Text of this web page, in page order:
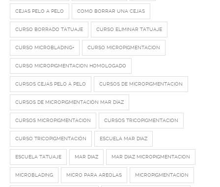
CEJAS PELO A PELO COMO BORRAR UNA CEJAS
CURSO BORRADO TATUAJE CURSO ELIMINAR TATUAJE
CURSO MICROBLADING+ CURSO MICROPIGMENTACION
CURSO MICROPIGMENTACION HOMOLOGADO
CURSOS CEJAS PELO A PELO CURSOS DE MICROPIGMENTACION
CURSOS DE MICROPIGMENTACIÓN MAR DÍAZ
CURSOS MICROPIGMENTACION CURSOS TRICOPIGMENTACION
CURSO TRICOPIGMENTACIÓN ESCUELA MAR DIAZ
ESCUELA TATUAJE MAR DIAZ MAR DIAZ MICROPIGMENTACION
MICROBLADING MICRO PARA AREOLAS MICROPIGMENTACION